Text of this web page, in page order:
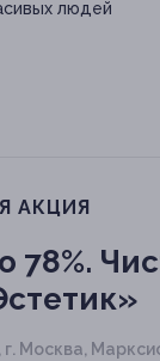
людей
АКЦИЯ
78%.
г. Москва,